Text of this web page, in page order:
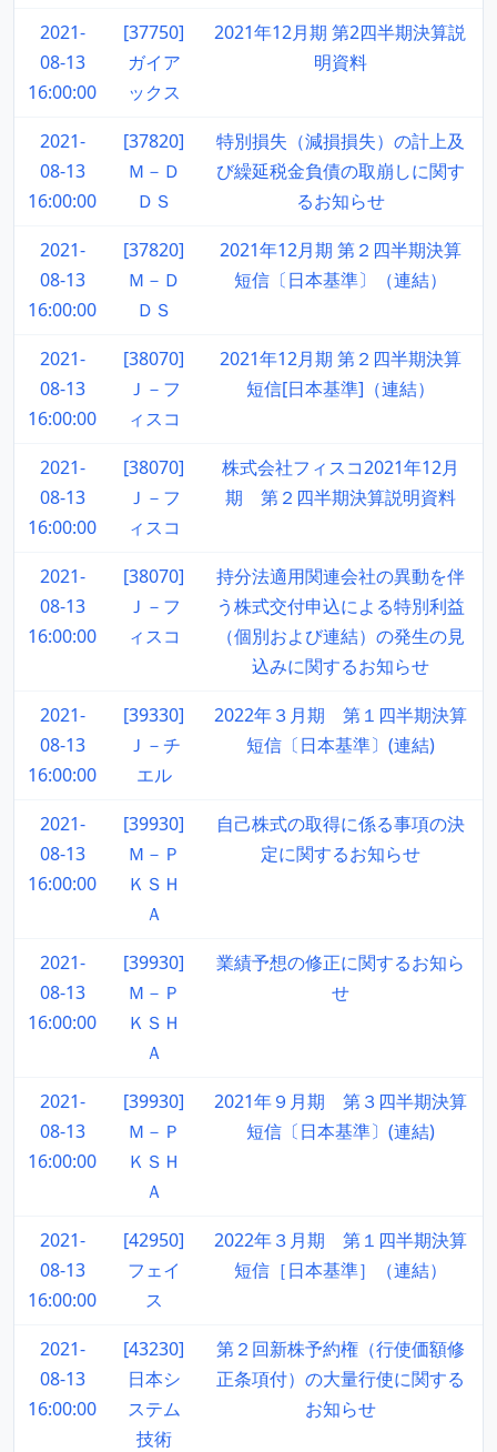
2021-
08-13
16:00:00
[37750]
ガイア
ックス
2021年12月期 第2四半期決算説
明資料
2021-
08-13
16:00:00
[37820]
Ｍ－Ｄ
ＤＳ
特別損失（減損損失）の計上及
び繰延税金負債の取崩しに関す
るお知らせ
2021-
08-13
16:00:00
[37820]
Ｍ－Ｄ
ＤＳ
2021年12月期 第２四半期決算
短信〔日本基準〕（連結）
2021-
08-13
16:00:00
[38070]
Ｊ－フ
ィスコ
2021年12月期 第２四半期決算
短信[日本基準]（連結）
2021-
08-13
16:00:00
[38070]
Ｊ－フ
ィスコ
株式会社フィスコ2021年12月
期 第２四半期決算説明資料
2021-
08-13
16:00:00
[38070]
Ｊ－フ
ィスコ
持分法適用関連会社の異動を伴
う株式交付申込による特別利益
（個別および連結）の発生の見
込みに関するお知らせ
2021-
08-13
16:00:00
[39330]
Ｊ－チ
エル
2022年３月期 第１四半期決算
短信〔日本基準〕(連結)
2021-
08-13
16:00:00
[39930]
Ｍ－Ｐ
ＫＳＨ
Ａ
自己株式の取得に係る事項の決
定に関するお知らせ
2021-
08-13
16:00:00
[39930]
Ｍ－Ｐ
ＫＳＨ
Ａ
業績予想の修正に関するお知ら
せ
2021-
08-13
16:00:00
[39930]
Ｍ－Ｐ
ＫＳＨ
Ａ
2021年９月期 第３四半期決算
短信〔日本基準〕(連結)
2021-
08-13
16:00:00
[42950]
フェイ
ス
2022年３月期 第１四半期決算
短信［日本基準］（連結）
2021-
08-13
16:00:00
[43230]
日本シ
ステム
技術
第２回新株予約権（行使価額修
正条項付）の大量行使に関する
お知らせ